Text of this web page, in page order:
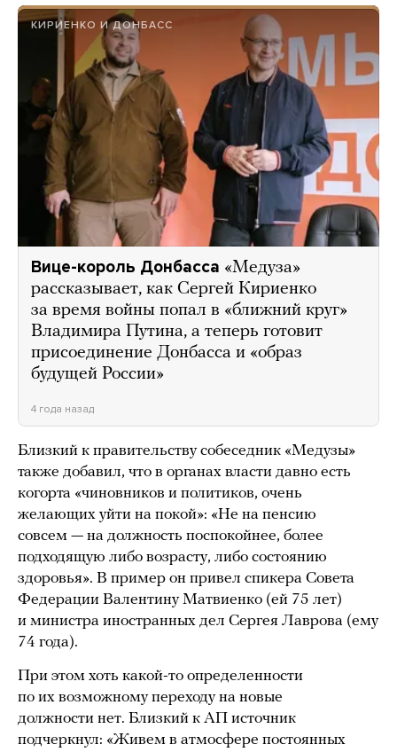
КИРИЕНКО И ДОНБАСС
Вице-король Донбасса «Медуза»
рассказывает, как Сергей Кириенко
за время войны попал в «ближний круг»
Владимира Путина, а теперь готовит
присоединение Донбасса и «образ
будущей России»
4 года назад
Близкий к правительству собеседник «Медузы»
также добавил, что в органах власти давно есть
когорта «чиновников и политиков, очень
желающих уйти на покой»: «Не на пенсию
совсем — на должность поспокойнее, более
подходящую либо возрасту, либо состоянию
здоровья». В пример он привел спикера Совета
Федерации Валентину Матвиенко (ей 75 лет)
и министра иностранных дел Сергея Лаврова (ему
74 года).
При этом хоть какой-то определенности
по их возможному переходу на новые
должности нет. Близкий к АП источник
подчеркнул: «Живем в атмосфере постоянных